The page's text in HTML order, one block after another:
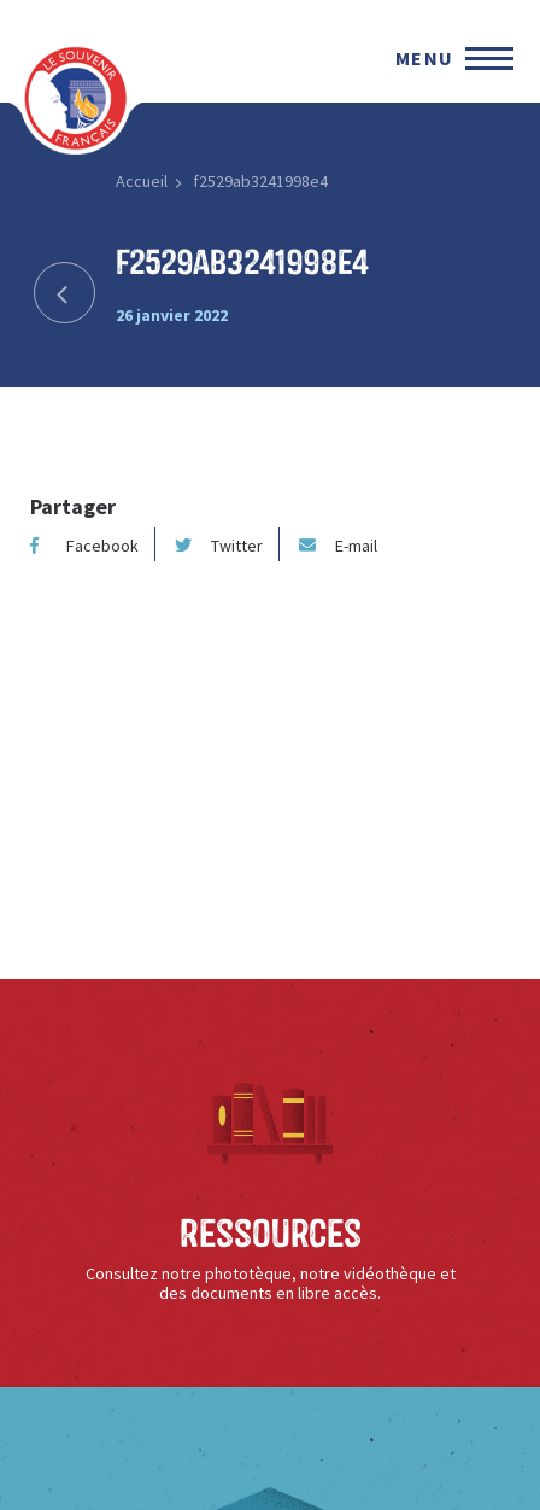
MENU
Accueil f2529ab3241998e4
f2529ab3241998e4
26 janvier 2022
Partager
Facebook Twitter E-mail
Ressources
Consultez notre phototèque, notre vidéothèque et
des documents en libre accès.